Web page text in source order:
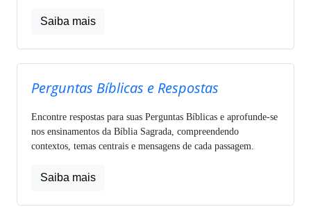
Saiba mais
Perguntas Bíblicas e Respostas
Encontre respostas para suas Perguntas Bíblicas e aprofunde-se
nos ensinamentos da Bíblia Sagrada, compreendendo
contextos, temas centrais e mensagens de cada passagem.
Saiba mais